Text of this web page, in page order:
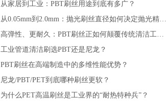
从家居到工业：PBT刷丝用途到底有多广？
从0.05mm到2.0mm：抛光刷丝直径如何决定抛光精
度？
高弹性、更耐久：PBT刷丝正如何颠覆传统清洁工具
市场？
工业管道清洁刷选PBT还是尼龙？
PBT刷丝在高端制造中的多维性能优势？
尼龙/PBT/PET到底哪种刷丝更软？
为什么PET高温刷丝是工业界的“耐热特种兵”？